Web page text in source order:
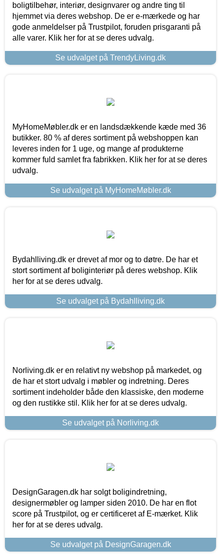
boligtilbehør, interiør, designvarer og andre ting til
hjemmet via deres webshop. De er e-mærkede og har
gode anmeldelser på Trustpilot, foruden prisgaranti på
alle varer. Klik her for at se deres udvalg.
Se udvalget på TrendyLiving.dk
MyHomeMøbler.dk er en landsdækkende kæde med 36
butikker. 80 % af deres sortiment på webshoppen kan
leveres inden for 1 uge, og mange af produkterne
kommer fuld samlet fra fabrikken. Klik her for at se deres
udvalg.
Se udvalget på MyHomeMøbler.dk
Bydahlliving.dk er drevet af mor og to døtre. De har et
stort sortiment af boliginteriør på deres webshop. Klik
her for at se deres udvalg.
Se udvalget på Bydahlliving.dk
Norliving.dk er en relativt ny webshop på markedet, og
de har et stort udvalg i møbler og indretning. Deres
sortiment indeholder både den klassiske, den moderne
og den rustikke stil. Klik her for at se deres udvalg.
Se udvalget på Norliving.dk
DesignGaragen.dk har solgt boligindretning,
designermøbler og lamper siden 2010. De har en flot
score på Trustpilot, og er certificeret af E-mærket. Klik
her for at se deres udvalg.
Se udvalget på DesignGaragen.dk